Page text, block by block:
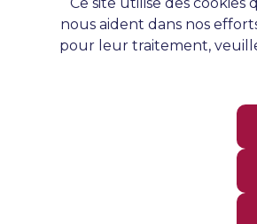
est
nous aident dans nos
pour leur traitement,